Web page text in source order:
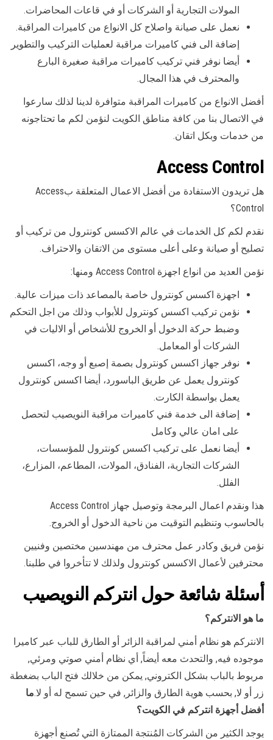
المولات التجارية أو الشركات أو في قاعات المحاضرات.
نعمل على صيانة واصلاح كل الانواع من كاميرات المراقبة.
إضافة الى فني كاميرات مراقبة لعمليات التركيب والتطوير
أيضا نوفر فني تركيب كاميرات مراقبة صغيرة البارع
والمحترف في هذا المجال.
أفضل الانواع من كاميرات المراقبة متوافرة لدينا لذلك سارعوا
في الاتصال بنا من كافة مناطق الكويت لنؤمن لكم ما تحتاجونه
من خدمات وبكل اتقان.
Access Control
هل تريدون الاستفادة من أفضل الاعمال المتعلقة بAccess
Control؟
نقدم لكم كل الخدمات في عالم الاكسس كونترول من تركيب أو
تصليح أو صيانة وعلى أعلى مستوى من الاتقان والاحتراف.
نؤمن العديد من انواع اجهزة Access Control ومنها:
اجهزة اكسس كونترول خاصة بالمصاعد ذات ميزات عالية.
نؤمن تركيب اكسس كونترول للأبواب وذلك من اجل التحكم
وضبط حركة الدخول أو الخروج للأشخاص أو الاليات في
الشركات أو المعامل.
نوفر جهاز اكسس كونترول بصمة إصبع أو وجه، اكسس
كونترول يعمل عن طريق الباسورد، أيضا اكسس كونترول
يعمل بواسطة الكارت.
إضافة الى خدمة فني كاميرات مراقبة النويصيب لتحصل
على امان عالي وكامل
أيضا نعمل على تركيب اكسس كونترول للمؤسسات،
الشركات التجارية، الفنادق، المولات، المطاعم، المزارع،
الفلل.
هذا ونقدم اعمال البرمجة وتوصيل جهاز Access Control
بالحاسوب وتنظيم التوقيت من ناحية الدخول أو الخروج.
نؤمن فريق وكادر عمل محترف من مهندسين مختصين وفنيين
محترفين لأعمال الاكسس كونترول ولذلك لا تتأخروا في طلبنا.
أسئلة شائعة حول انتركم النويصيب
ما هو الانتركم؟
الانتركم هو نظام أمني لمراقبة الزائر أو الطارق للباب عبر كاميرا
موجوده فيه, والتحدث معه أيضاً, أي نظام أمني صوتي ومرئي,
مربوط بالباب بشكل الكتروني, يمكن من خلالك فتح الباب بضغطة
زر أو لا, بحسب هوية الطارق والزائر, في حين تسمح له أو لا.ما
أفضل أجهزة انتركم في الكويت؟
يوجد الكثير من الشركات المُنتجة الممتازة التي تُصنع أجهزة